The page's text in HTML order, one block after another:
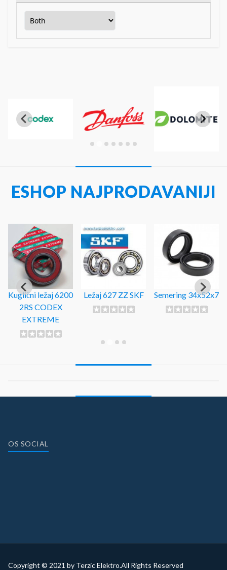
ESHOP NAJPRODAVANIJI
Kuglični ležaj 6200
2RS CODEX
EXTREME
Ležaj 627 ZZ SKF Semering 34x52x7
OS SOCIAL
Copyright © 2021 by Terzic Elektro.All Rights Reserved